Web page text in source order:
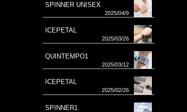
SPINNER UNISEX
2025/04/9
ICEPETAL
2025/03/26
QUINTEMPO1
2025/03/12
ICEPETAL
2025/02/26
SPINNER1